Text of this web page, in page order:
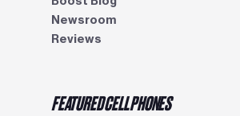
Newsroom
Reviews
FEATURED CELL PHONES